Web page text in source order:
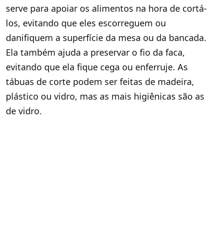
serve para apoiar os alimentos na hora de cortá-
los, evitando que eles escorreguem ou
danifiquem a superfície da mesa ou da bancada.
Ela também ajuda a preservar o fio da faca,
evitando que ela fique cega ou enferruje. As
tábuas de corte podem ser feitas de madeira,
plástico ou vidro, mas as mais higiênicas são as
de vidro.